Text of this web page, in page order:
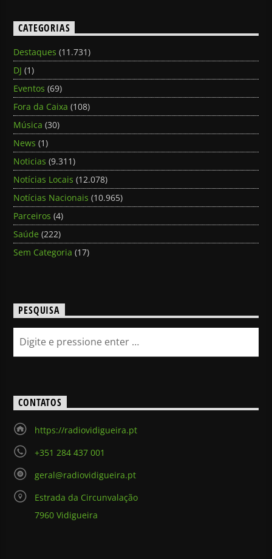
CATEGORIAS
Destaques (11.731)
DJ (1)
Eventos (69)
Fora da Caixa (108)
Música (30)
News (1)
Noticias (9.311)
Notícias Locais (12.078)
Notícias Nacionais (10.965)
Parceiros (4)
Saúde (222)
Sem Categoria (17)
PESQUISA
CONTATOS
https://radiovidigueira.pt
+351 284 437 001
geral@radiovidigueira.pt
Estrada da Circunvalação
7960 Vidigueira